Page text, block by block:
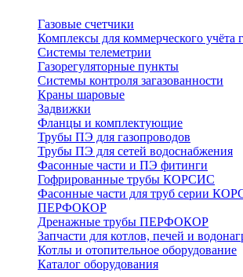
Газовые счетчики
Комплексы для коммерческого учёта
Системы телеметрии
Газорегуляторные пункты
Системы контроля загазованности
Краны шаровые
Задвижки
Фланцы и комплектующие
Трубы ПЭ для газопроводов
Трубы ПЭ для сетей водоснабжения
Фасонные части и ПЭ фитинги
Гофрированные трубы КОРСИС
Фасонные части для труб серии
ПЕРФОКОР
Дренажные трубы ПЕРФОКОР
Запчасти для котлов, печей и
Котлы и отопительное оборудование
Каталог оборудования